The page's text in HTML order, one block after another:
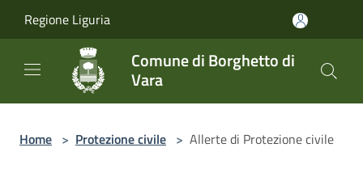
Regione Liguria
Comune di Borghetto di
Vara
Home > Protezione civile > Allerte di Protezione civile